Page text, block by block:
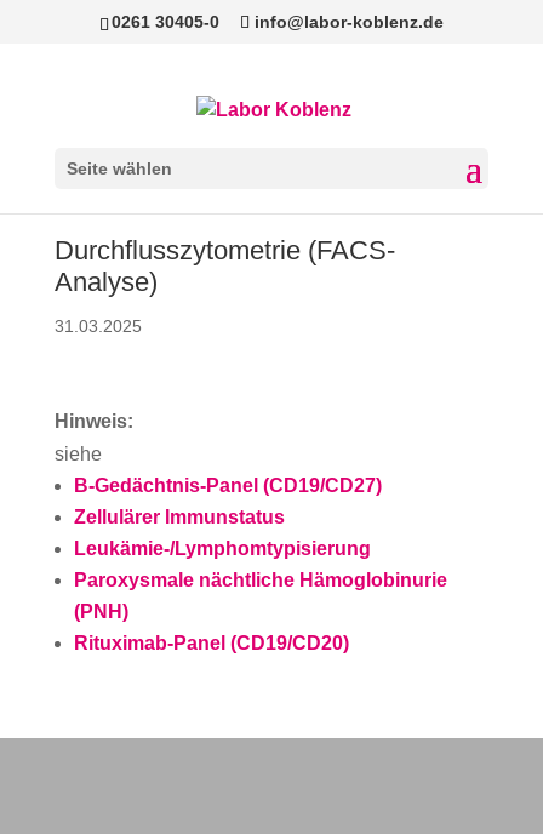
0261 30405-0 info@labor-koblenz.de
Seite wählen
Durchflusszytometrie (FACS-
Analyse)
31.03.2025
Hinweis:
siehe
B-Gedächtnis-Panel (CD19/CD27)
Zellulärer Immunstatus
Leukämie-/Lymphomtypisierung
Paroxysmale nächtliche Hämoglobinurie
(PNH)
Rituximab-Panel (CD19/CD20)